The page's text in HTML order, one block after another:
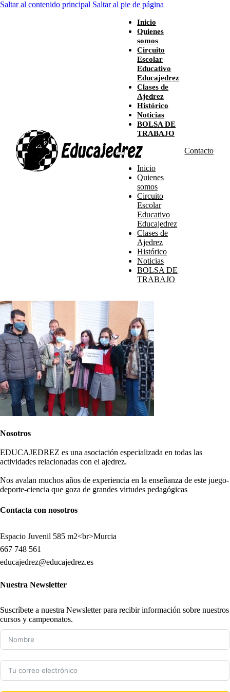
Saltar al contenido principal Saltar al pie de página
Inicio
Quienes
somos
Circuito
Escolar
Educativo
Educajedrez
Clases de
Ajedrez
Histórico
Noticias
BOLSA DE
TRABAJO
Inicio
Quienes
somos
Circuito
Escolar
Educativo
Educajedrez
Clases de
Ajedrez
Histórico
Noticias
BOLSA DE
TRABAJO
Contacto
Nosotros
EDUCAJEDREZ es una asociación especializada en todas las
actividades relacionadas con el ajedrez.
Nos avalan muchos años de experiencia en la enseñanza de este juego-
deporte-ciencia que goza de grandes virtudes pedagógicas
Contacta con nosotros
Espacio Juvenil 585 m2<br>Murcia
667 748 561
educajedrez@educajedrez.es
Nuestra Newsletter
Suscríbete a nuestra Newsletter para recibir información sobre nuestros
cursos y campeonatos.